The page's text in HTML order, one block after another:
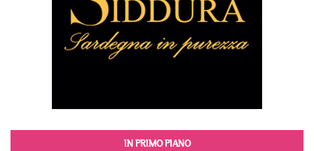
IN PRIMO PIANO